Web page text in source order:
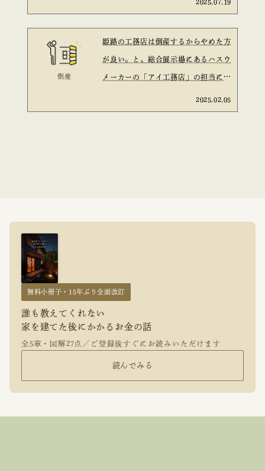
2025.07.19
姫路の工務店は倒産するからやめた方
が良い。と、総合展示場にあるハスウ
メーカーの「アイ工務店」の担当に言
のか？を考えてみた。
2025.02.05
無料小冊子・15年ぶり全面改訂
誰も教えてくれない
家を建てた後にかかるお金の話
全5章・図解27点／ご登録後すぐにお読みいただけます
読んでみる